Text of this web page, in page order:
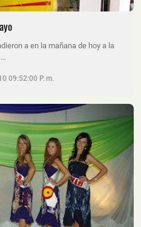
a en la mañana de hoy a la
09:52:00 P. M.